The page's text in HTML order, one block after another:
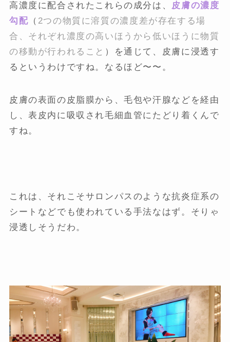
高濃度に配合されたこれらの成分は、 皮膚の濃度
勾配 （ 2つの物質に溶質の濃度差が存在する場
合、それぞれ濃度の高いほうから低いほうに物質
の移動が行われること ）を通じて、皮膚に浸透す
るというわけですね。なるほど〜〜。
皮膚の表面の皮脂膜から、毛包や汗腺などを経由
し、表皮内に吸収され毛細血管にたどり着くんで
すね。
これは、それこそサロンパスのような抗炎症系の
シートなどでも使われている手法なはず。そりゃ
浸透しそうだわ。